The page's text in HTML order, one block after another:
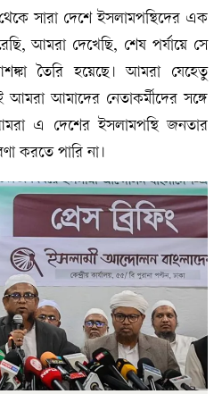
সারা দেশে ইসলামপন্থিদের এক
আমরা দেখেছি, শেষ পর্যায়ে সে
তৈরি হয়েছে। আমরা যেহেতু
আমরা আমাদের নেতাকর্মীদের সঙ্গে
এ দেশের ইসলামপন্থি জনতার
করতে পারি না।